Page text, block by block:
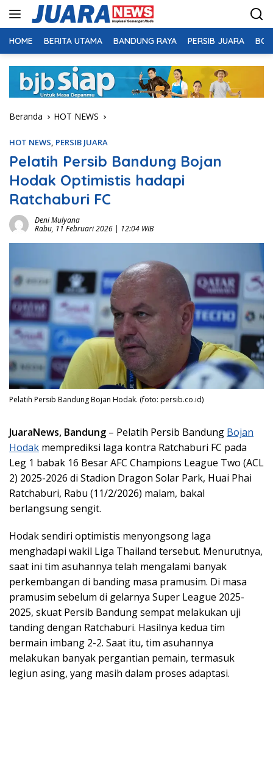
HOME BERITA UTAMA BANDUNG RAYA PERSIB JUARA
Beranda HOT NEWS
HOT NEWS, PERSIB JUARA
Pelatih Persib Bandung Bojan
Hodak Optimistis hadapi
Ratchaburi FC
Deni Mulyana
Rabu, 11 Februari 2026 | 12:04 WIB
Pelatih Persib Bandung Bojan Hodak. (foto: persib.co.id)
JuaraNews, Bandung – Pelatih Persib Bandung Bojan
Hodak memprediksi laga kontra Ratchaburi FC pada
Leg 1 babak 16 Besar AFC Champions League Two (ACL
2) 2025-2026 di Stadion Dragon Solar Park, Huai Phai
Ratchaburi, Rabu (11/2/2026) malam, bakal
berlangsung sengit.
Hodak sendiri optimistis menyongsong laga
menghadapi wakil Liga Thailand tersebut. Menurutnya,
saat ini tim asuhannya telah mengalami banyak
perkembangan di banding masa pramusim. Di masa
pramusim sebelum di gelarnya Super League 2025-
2025, skuat Persib Bandung sempat melakukan uji
tanding dengan Ratchaburi. Hasilnya kedua tim
bermain imbang 2-2. Saat itu, tim asuhannya
melakukan banyak pergantian pemain, termasuk
legiun asing, yang masih dalam proses adaptasi.